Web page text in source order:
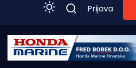
Početna
Prijava